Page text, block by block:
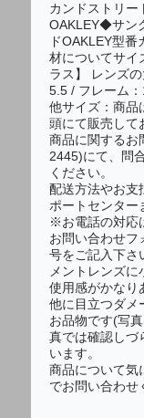
カンドストリー
OAKLEY◆サン
ドOAKLEY型
材についてサイ
ラス】 レンズ
5.5 / フレーム
他サイズ：商
頭にて販売して
商品に関するお
2445)にて、問
ください。
配送方法やお支
ポートセンター
※お電話の対応
お問い合わせフ
号をご記入下さ
メントレンズに
使用感がかなり
他に目立つダメ
お品物です(写
真では確認しづ
います。
商品について気
でお問い合わせ